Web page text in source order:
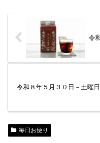
令
令和８年５月３０日－土曜
毎日お便り